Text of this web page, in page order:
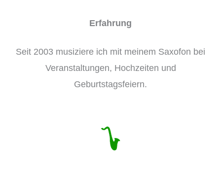
Erfahrung
Seit 2003 musiziere ich mit meinem Saxofon bei
Veranstaltungen, Hochzeiten und
Geburtstagsfeiern.